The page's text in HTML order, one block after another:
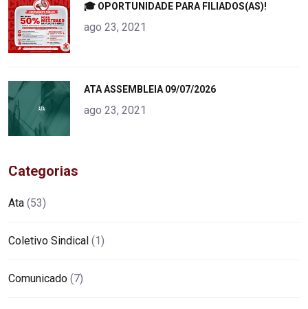
alt="product">
🎓 OPORTUNIDADE PARA FILIADOS(AS)!
ago 23, 2021
alt="product">
ATA ASSEMBLEIA 09/07/2026
ago 23, 2021
Categorias
Ata (53)
Coletivo Sindical (1)
Comunicado (7)